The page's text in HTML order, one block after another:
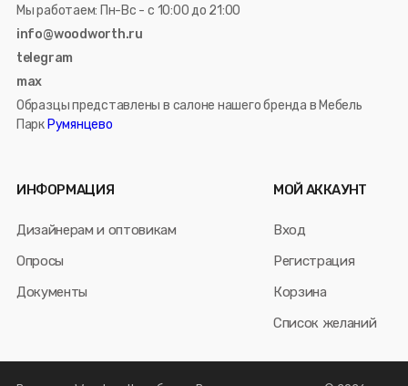
Мы работаем: Пн-Вс - с 10:00 до 21:00
info@woodworth.ru
telegram
max
Образцы представлены в салоне нашего бренда в Мебель
ПаркРумянцево
ИНФОРМАЦИЯ
Дизайнерам и оптовикам
Опросы
Документы
МОЙ АККАУНТ
Вход
Регистрация
Корзина
Список желаний